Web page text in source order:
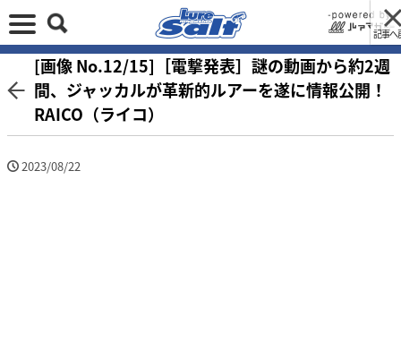
記事へ
[画像 No.12/15]［電撃発表］謎の動画から約2週
間、ジャッカルが革新的ルアーを遂に情報公開！
RAICO（ライコ）
2023/08/22